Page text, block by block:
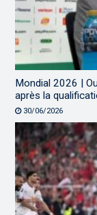
Mondial 2026 |
après la
30/06/2026